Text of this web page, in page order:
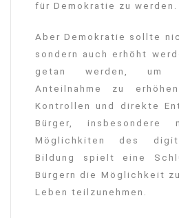
für Demokratie zu werden.
Aber Demokratie sollte
sondern auch erhöht
getan werden, um
Anteilnahme zu
Kontrollen und direkte
Bürger, insbesondere
Möglichkiten des
Bildung spielt eine
Bürgern die Möglichkeit
Leben teilzunehmen.